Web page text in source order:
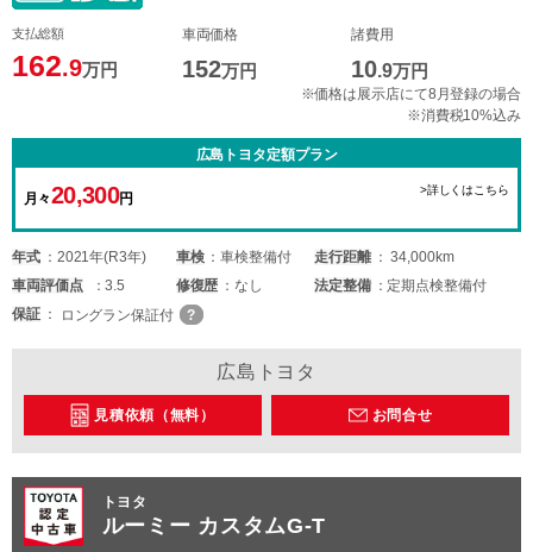
支払総額
162.9万円
車両価格
152万円
諸費用
10.9万円
※価格は展示店にて8月登録の場合
※消費税10%込み
広島トヨタ定額プラン
月々20,300円
>詳しくはこちら
年式 2021年(R3年) 車検 車検整備付 走行距離
34,000km
車両評価点 3.5 修復歴 なし 法定整備
定期点検整備付
保証
ロングラン保証付
広島トヨタ
見積依頼（無料） お問合せ
トヨタ
ルーミー カスタムG-T